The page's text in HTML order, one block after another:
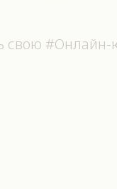
свою #Онлайн-